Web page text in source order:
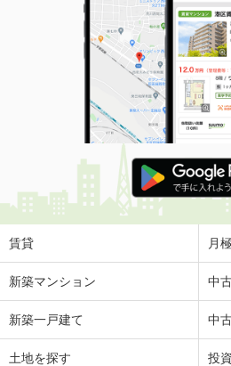
賃貸 月
新築マンション 中
新築一戸建て 中
土地を探す 投